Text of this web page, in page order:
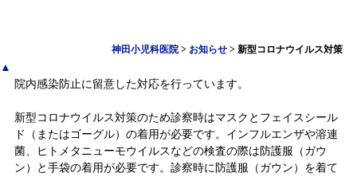
神田小児科医院 > お知らせ >新型コロナウイルス対策
▲
院内感染防止に留意した対応を行っています。
新型コロナウイルス対策のため診察時はマスクとフェイスシール
ド（またはゴーグル）の着用が必要です。インフルエンザや溶連
菌、ヒトメタニューモウイルスなどの検査の際は防護服（ガウ
ン）と手袋の着用が必要です。診察時に防護服（ガウン）を着て